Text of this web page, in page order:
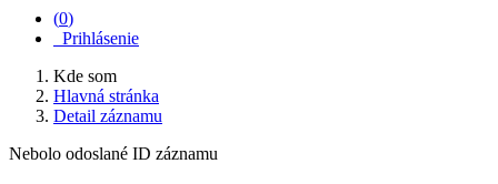
(0)
Prihlásenie
Kde som
Hlavná stránka
Detail záznamu
Nebolo odoslané ID záznamu